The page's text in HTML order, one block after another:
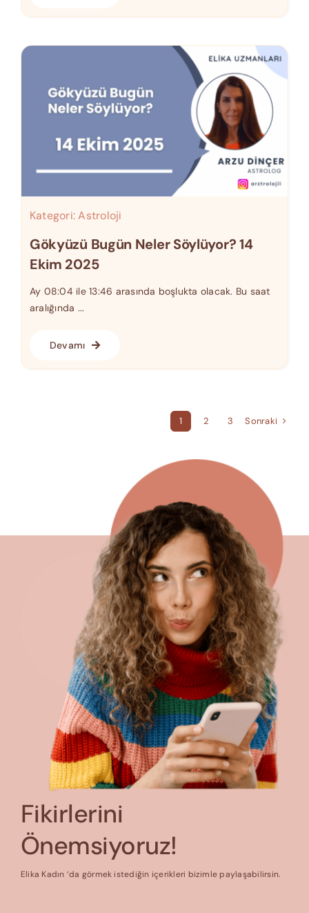
Kategori:Astroloji
Gökyüzü Bugün Neler Söylüyor? 14
Ekim 2025
Ay 08:04 ile 13:46 arasında boşlukta olacak. Bu saat
aralığında ...
Devamı
1 2 3 Sonraki
Fikirlerini
Önemsiyoruz!
Elika Kadın ‘da görmek istediğin içerikleri bizimle paylaşabilirsin.